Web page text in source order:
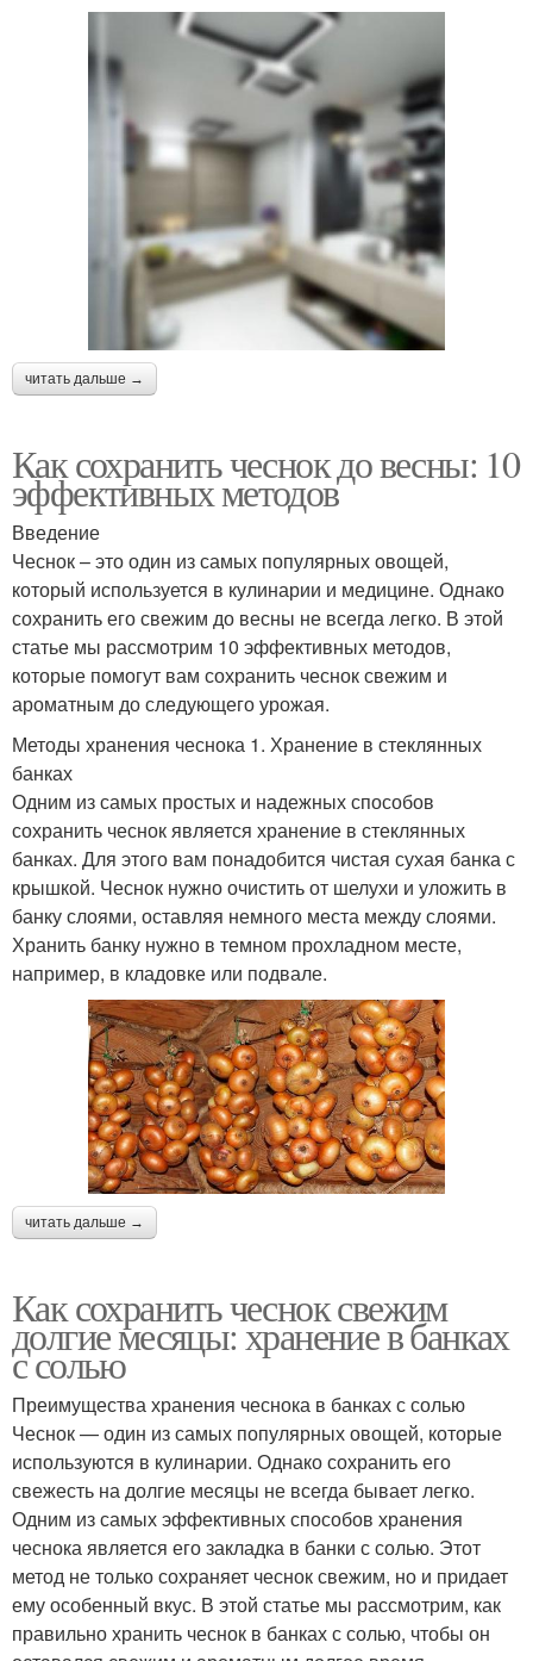
читать дальше →
Как сохранить чеснок до весны: 10
эффективных методов
Введение
Чеснок – это один из самых популярных овощей,
который используется в кулинарии и медицине. Однако
сохранить его свежим до весны не всегда легко. В этой
статье мы рассмотрим 10 эффективных методов,
которые помогут вам сохранить чеснок свежим и
ароматным до следующего урожая.
Методы хранения чеснока 1. Хранение в стеклянных
банках
Одним из самых простых и надежных способов
сохранить чеснок является хранение в стеклянных
банках. Для этого вам понадобится чистая сухая банка с
крышкой. Чеснок нужно очистить от шелухи и уложить в
банку слоями, оставляя немного места между слоями.
Хранить банку нужно в темном прохладном месте,
например, в кладовке или подвале.
читать дальше →
Как сохранить чеснок свежим
долгие месяцы: хранение в банках
с солью
Преимущества хранения чеснока в банках с солью
Чеснок — один из самых популярных овощей, которые
используются в кулинарии. Однако сохранить его
свежесть на долгие месяцы не всегда бывает легко.
Одним из самых эффективных способов хранения
чеснока является его закладка в банки с солью. Этот
метод не только сохраняет чеснок свежим, но и придает
ему особенный вкус. В этой статье мы рассмотрим, как
правильно хранить чеснок в банках с солью, чтобы он